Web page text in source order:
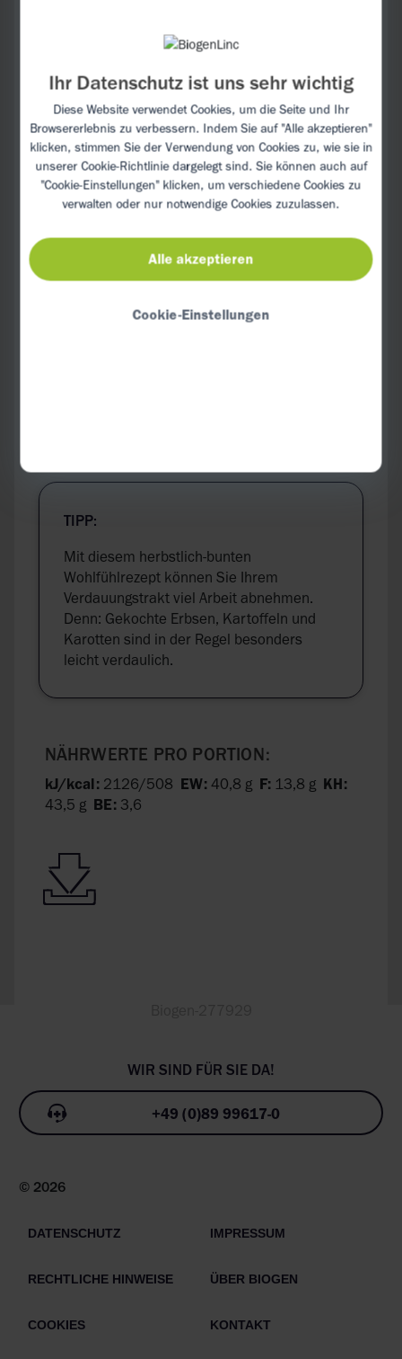
Ihr Datenschutz ist uns sehr wichtig
Diese Website verwendet Cookies, um die Seite und Ihr
Browsererlebnis zu verbessern. Indem Sie auf "Alle akzeptieren"
klicken, stimmen Sie der Verwendung von Cookies zu, wie sie in
unsererCookie-Richtliniedargelegt sind. Sie können auch auf
"Cookie-Einstellungen" klicken, um verschiedene Cookies zu
verwalten oder nur notwendige Cookies zuzulassen.
Alle akzeptieren
Cookie-Einstellungen
nehmen und fein pürieren.
mit Erbsenbrei vermengen und mit Salz
und etwas Pfeffer abschmecken.
Hähnchenbrustfilet, Karottengemüse und
Kartoffel-Erbsen-Püree zusammen
anrichten und vor dem Servieren mit
CED-Schubs mit sanft gegartem,
TIPP:
Mit diesem herbstlich-bunten
Wohlfühlrezept können Sie Ihrem
Verdauungstrakt viel Arbeit abnehmen.
Denn: Gekochte Erbsen, Kartoffeln und
Karotten sind in der Regel besonders
leicht verdaulich.
NÄHRWERTE PRO PORTION:
kJ/kcal: 2126/508 EW: 40,8 g F:13,8 g KH:
43,5 g BE:3,6
+49 (0)89 99617-0
© 2026
DATENSCHUTZ IMPRESSUM
RECHTLICHE HINWEISE ÜBER BIOGEN
COOKIES KONTAKT